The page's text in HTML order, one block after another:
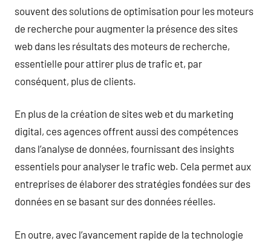
souvent des solutions de optimisation pour les moteurs
de recherche pour augmenter la présence des sites
web dans les résultats des moteurs de recherche,
essentielle pour attirer plus de trafic et, par
conséquent, plus de clients.
En plus de la création de sites web et du marketing
digital, ces agences offrent aussi des compétences
dans l’analyse de données, fournissant des insights
essentiels pour analyser le trafic web. Cela permet aux
entreprises de élaborer des stratégies fondées sur des
données en se basant sur des données réelles.
En outre, avec l’avancement rapide de la technologie